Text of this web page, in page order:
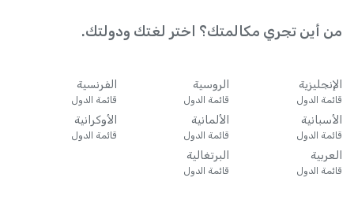
من أين تجري مكالمتك؟ اختر لغتك ودولتك.
الإنجليزية
قائمة الدول
الروسية
قائمة الدول
الفرنسية
قائمة الدول
الأسبانية
قائمة الدول
الألمانية
قائمة الدول
الأوكرانية
قائمة الدول
العربية
قائمة الدول
البرتغالية
قائمة الدول